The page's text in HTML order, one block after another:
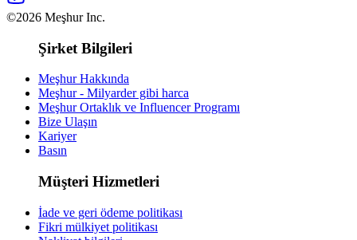
©2026 Meşhur Inc.
Şirket Bilgileri
Meşhur Hakkında
Meşhur - Milyarder gibi harca
Meşhur Ortaklık ve Influencer Programı
Bize Ulaşın
Kariyer
Basın
Müşteri Hizmetleri
İade ve geri ödeme politikası
Fikri mülkiyet politikası